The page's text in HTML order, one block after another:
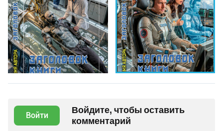
Войти
Войдите, чтобы оставить
комментарий